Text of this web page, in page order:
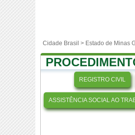
Cidade Brasil > Estado de Minas
REGISTRO CIVIL
ASSISTÊNCIA SOCIAL AO